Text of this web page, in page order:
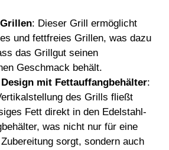
: Dieser Grill ermöglicht
und fettfreies Grillen, was dazu
das Grillgut seinen
Geschmack behält.
mit Fettauffangbehälter:
des Grills fließt
Fett direkt in den Edelstahl-
was nicht nur für eine
sorgt, sondern auch